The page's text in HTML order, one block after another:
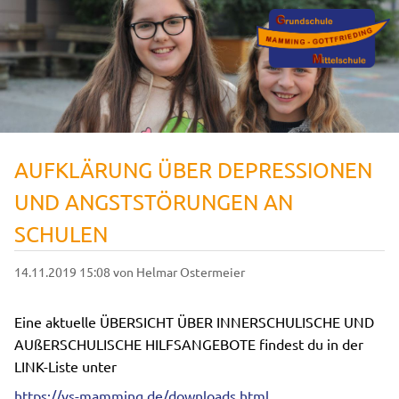
AUFKLÄRUNG ÜBER DEPRESSIONEN
UND ANGSTSTÖRUNGEN AN
SCHULEN
14.11.2019 15:08 von Helmar Ostermeier
Eine aktuelle ÜBERSICHT ÜBER INNERSCHULISCHE UND
AUßERSCHULISCHE HILFSANGEBOTE findest du in der
LINK-Liste unter
https://vs-mamming.de/downloads.html